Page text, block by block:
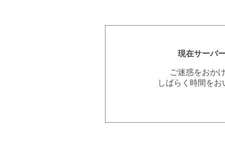
現在サーバ
ご迷惑をおか
しばらく時間を